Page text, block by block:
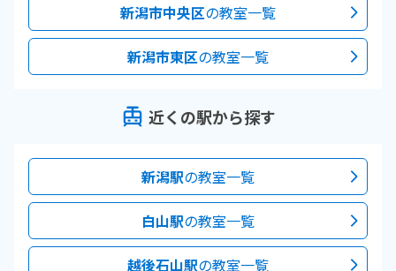
新潟市中央区の教室一覧
新潟市東区の教室一覧
近くの駅から探す
新潟駅の教室一覧
白山駅の教室一覧
越後石山駅の教室一覧